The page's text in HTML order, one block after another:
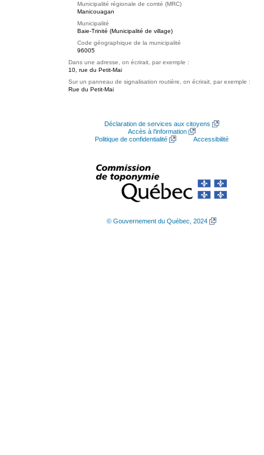
Municipalité régionale de comté (MRC)
Manicouagan
Municipalité
Baie-Trinité (Municipalité de village)
Code géographique de la municipalité
96005
Dans une adresse, on écrirait, par exemple :
10, rue du Petit-Mai
Sur un panneau de signalisation routière, on écrirait, par exemple :
Rue du Petit-Mai
Déclaration de services aux citoyens
Accès à l’information
Politique de confidentialité
Accessibilité
© Gouvernement du Québec, 2024